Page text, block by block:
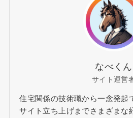
なべくん
サイト運営
住宅関係の技術職から一念発起
サイト立ち上げまでさまざまな